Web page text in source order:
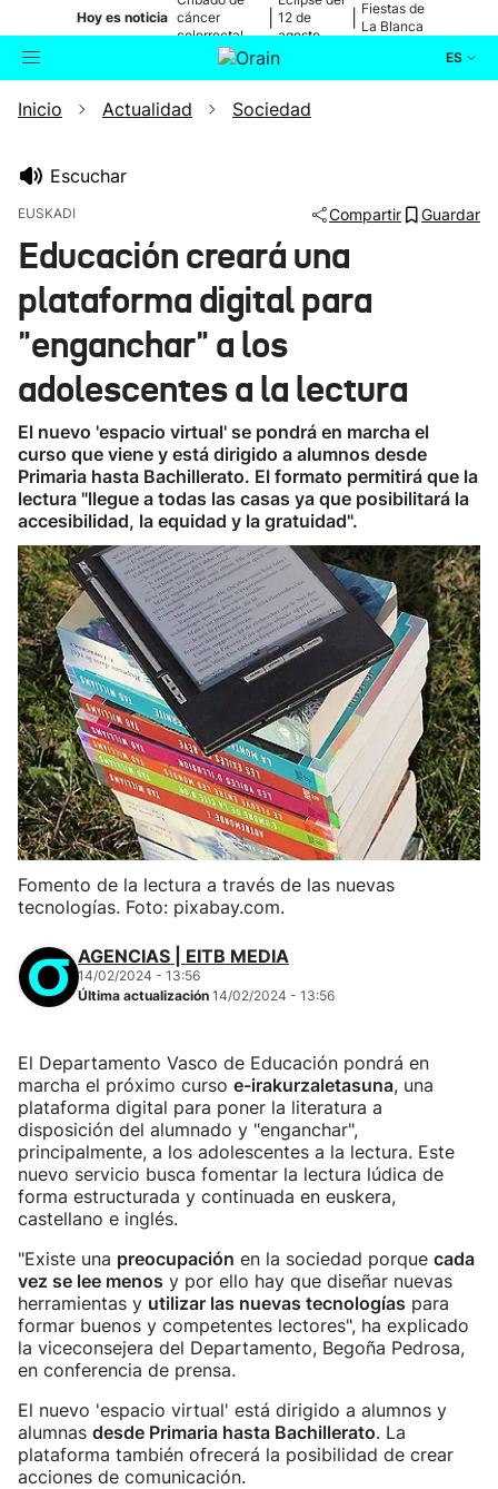
Hoy es noticia cáncer
colorrectal
12 de
agosto
Fiestas de
La Blanca
ES
Buscador Actualidad
Ikusmiran
Eguraldia
Inicio Actualidad Sociedad
Escuchar
EUSKADI Compartir Guardar
Educación creará una
plataforma digital para
"enganchar" a los
adolescentes a la lectura
El nuevo 'espacio virtual' se pondrá en marcha el
curso que viene y está dirigido a alumnos desde
Primaria hasta Bachillerato. El formato permitirá que la
lectura "llegue a todas las casas ya que posibilitará la
accesibilidad, la equidad y la gratuidad".
Fomento de la lectura a través de las nuevas
tecnologías. Foto: pixabay.com.
AGENCIAS | EITB MEDIA
14/02/2024 - 13:56
Última actualización 14/02/2024 - 13:56
El Departamento Vasco de Educación pondrá en
marcha el próximo curso e-irakurzaletasuna, una
plataforma digital para poner la literatura a
disposición del alumnado y "enganchar",
principalmente, a los adolescentes a la lectura. Este
nuevo servicio busca fomentar la lectura lúdica de
forma estructurada y continuada en euskera,
castellano e inglés.
"Existe una preocupación en la sociedad porque cada
vez se lee menos y por ello hay que diseñar nuevas
herramientas y utilizar las nuevas tecnologías para
formar buenos y competentes lectores", ha explicado
la viceconsejera del Departamento, Begoña Pedrosa,
en conferencia de prensa.
El nuevo 'espacio virtual' está dirigido a alumnos y
alumnas desde Primaria hasta Bachillerato. La
plataforma también ofrecerá la posibilidad de crear
acciones de comunicación.